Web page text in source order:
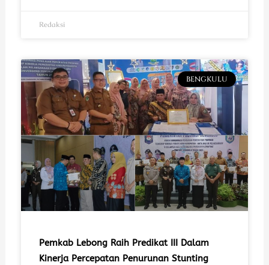
Redaksi
BENGKULU
Pemkab Lebong Raih Predikat III Dalam
Kinerja Percepatan Penurunan Stunting